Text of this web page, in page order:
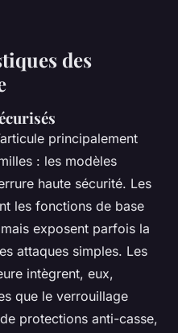
des
principalement
: les modèles
haute sécurité. Les
les fonctions de base
exposent parfois la
attaques simples. Les
intègrent, eux,
que le verrouillage
protections anti-casse,